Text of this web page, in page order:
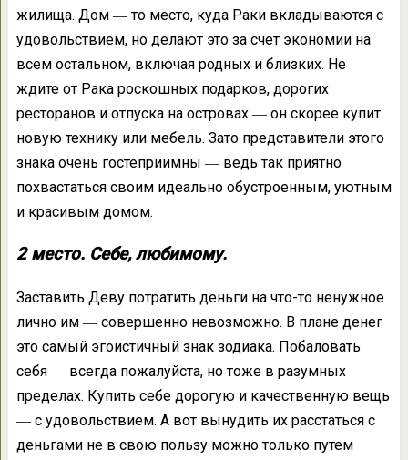
жилища. Дом ― то место, куда Раки вкладываются с
удовольствием, но делают это за счет экономии на
всем остальном, включая родных и близких. Не
ждите от Рака роскошных подарков, дорогих
ресторанов и отпуска на островах ― он скорее купит
новую технику или мебель. Зато представители этого
знака очень гостеприимны ― ведь так приятно
похвастаться своим идеально обустроенным, уютным
и красивым домом.
2 место. Себе, любимому.
Заставить Деву потратить деньги на что-то ненужное
лично им ― совершенно невозможно. В плане денег
это самый эгоистичный знак зодиака. Побаловать
себя ― всегда пожалуйста, но тоже в разумных
пределах. Купить себе дорогую и качественную вещь
― с удовольствием. А вот вынудить их расстаться с
деньгами не в свою пользу можно только путем